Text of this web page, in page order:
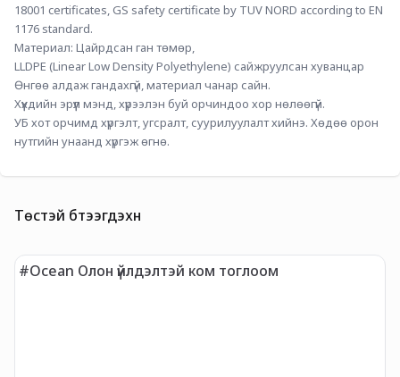
18001 certificates, GS safety certificate by TUV NORD according to EN
1176 standard.
Материал: Цайрдсан ган төмөр,
LLDPE (Linear Low Density Polyethylene) сайжруулсан хуванцар
Өнгөө алдаж гандахгүй, материал чанар сайн.
Хүүхдийн эрүүл мэнд, хүрээлэн буй орчиндоо хор нөлөөгүй.
УБ хот орчимд хүргэлт, угсралт, суурилуулалт хийнэ. Хөдөө орон
нутгийн унаанд хүргэж өгнө.
Төстэй бүтээгдэхүүн
#Ocean Олон үйлдэлтэй ком тоглоом